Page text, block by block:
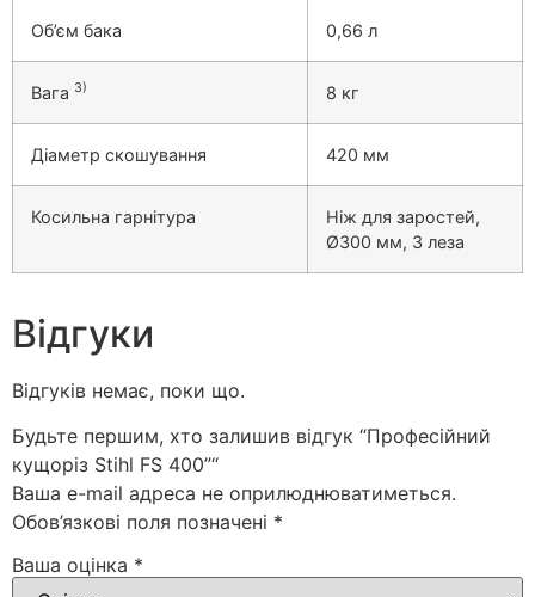
Об’єм бака 0,66 л
Вага 3) 8 кг
Діаметр скошування 420 мм
Косильна гарнітура
Ніж для заростей,
Ø300 мм, 3 леза
Відгуки
Відгуків немає, поки що.
Будьте першим, хто залишив відгук “Професійний
кущоріз Stihl FS 400”“
Ваша e-mail адреса не оприлюднюватиметься.
Обов’язкові поля позначені *
Ваша оцінка *